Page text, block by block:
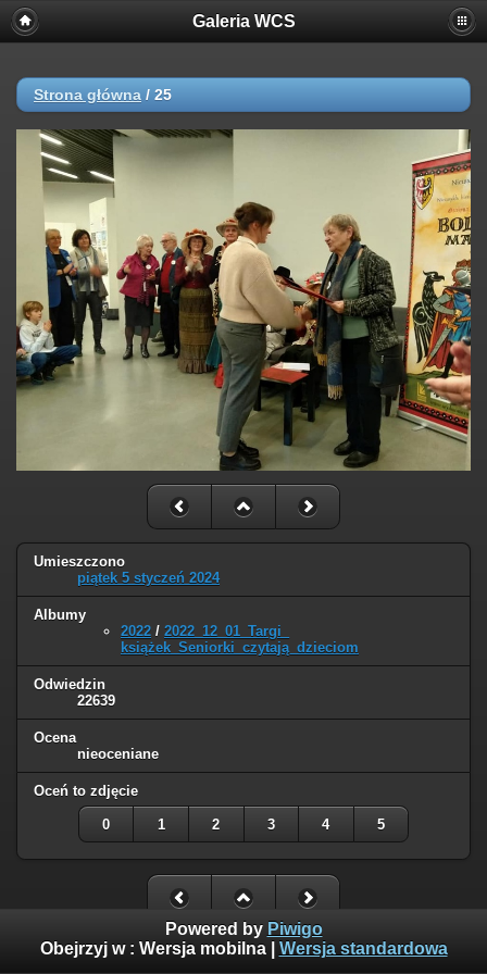
Galeria WCS
Strona główna / 25
Umieszczono
piątek 5 styczeń 2024
Albumy
2022 / 2022_12_01_Targi_
książek_Seniorki_czytają_dzieciom
Odwiedzin
22639
Ocena
nieoceniane
Oceń to zdjęcie
0 1 2 3 4 5
Powered by Piwigo
Obejrzyj w : Wersja mobilna| Wersja standardowa